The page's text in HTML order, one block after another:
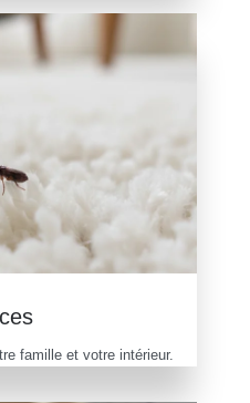
famille et votre intérieur.